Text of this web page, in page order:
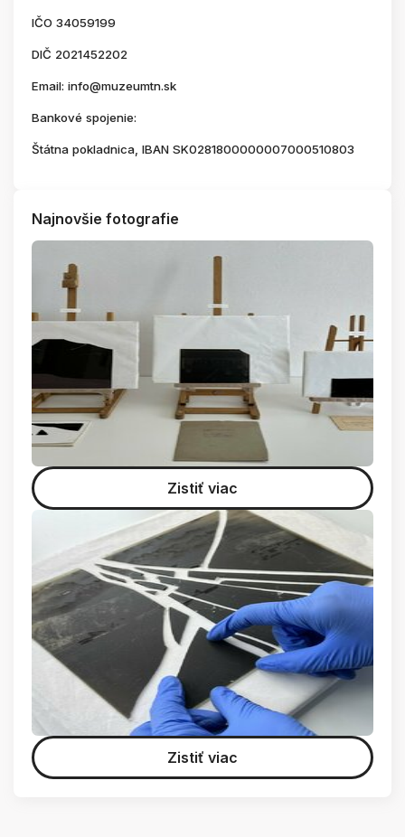
IČO 34059199
DIČ 2021452202
Email: info@muzeumtn.sk
Bankové spojenie:
Štátna pokladnica, IBAN SK0281800000007000510803
Najnovšie fotografie
Zistiť viac
Zistiť viac